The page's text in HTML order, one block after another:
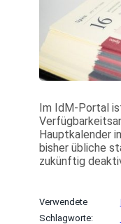
Im IdM-Portal
Hauptkalender
bisher übliche
zukünftig
Verwendete
Schlagworte: